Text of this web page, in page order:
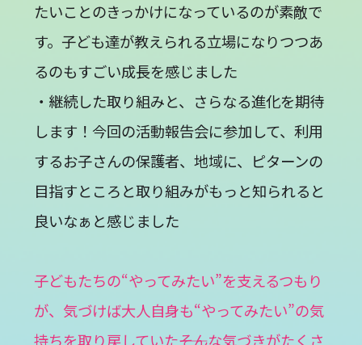
たいことのきっかけになっているのが素敵で
す。子ども達が教えられる立場になりつつあ
るのもすごい成長を感じました
・継続した取り組みと、さらなる進化を期待
します！今回の活動報告会に参加して、利用
するお子さんの保護者、地域に、ピターンの
目指すところと取り組みがもっと知られると
良いなぁと感じました
子どもたちの“やってみたい”を支えるつもり
が、気づけば大人自身も“やってみたい”の気
持ちを取り戻していた――そんな気づきがたくさ